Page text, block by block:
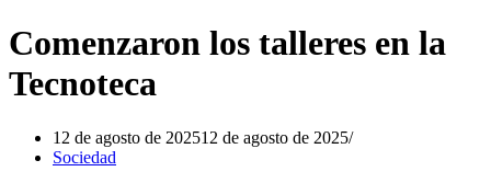
Comenzaron los talleres en la
Tecnoteca
12 de agosto de 202512 de agosto de 2025
Sociedad